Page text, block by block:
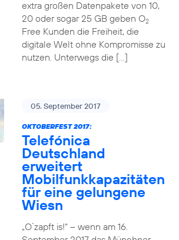
extra großen Datenpakete von 10,
20 oder sogar 25 GB geben O2
Free Kunden die Freiheit, die
digitale Welt ohne Kompromisse zu
nutzen. Unterwegs die […]
05. September 2017
OKTOBERFEST 2017:
Telefónica
Deutschland
erweitert
Mobilfunkkapazitäten
für eine gelungene
Wiesn
„O`zapft is!“ – wenn am 16.